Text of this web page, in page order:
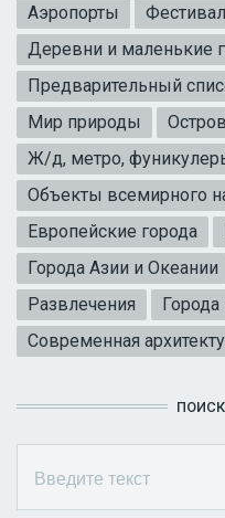
Аэропорты
Деревни и маленькие
Предварительный
Мир природы
Ж/д, метро,
Объекты всемирного
Европейские города
Города Азии и Океании
Развлечения
Современная